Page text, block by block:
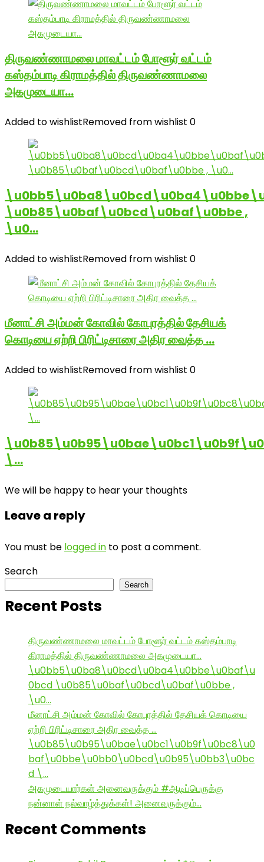
திருவண்ணாமலை மாவட்டம் போளூர் வட்டம்
கஸ்தம்பாடி கிராமத்தில் திருவண்ணாமலை
அகமுடையா…
Added to wishlistRemoved from wishlist 0
\u0b85\u0baf\u0bcd\u0baf\u0bbe ,
\u0…
Added to wishlistRemoved from wishlist 0
மீனாட்சி அம்மன் கோவில் கோபுரத்தில் தேசியக்
கொடியை ஏற்றி பிரிட்டிசாரை அதிர வைத்த …
Added to wishlistRemoved from wishlist 0
\…
We will be happy to hear your thoughts
Leave a reply
You must be logged in to post a comment.
Search
Search
Recent Posts
திருவண்ணாமலை மாவட்டம் போளூர் வட்டம் கஸ்தம்பாடி
கிராமத்தில் திருவண்ணாமலை அகமுடையா…
\u0bb5\u0ba8\u0bcd\u0ba4\u0bbe\u0baf\u
0bcd \u0b85\u0baf\u0bcd\u0baf\u0bbe ,
\u0…
மீனாட்சி அம்மன் கோவில் கோபுரத்தில் தேசியக் கொடியை
ஏற்றி பிரிட்டிசாரை அதிர வைத்த …
\u0b85\u0b95\u0bae\u0bc1\u0b9f\u0bc8\u0
baf\u0bbe\u0bb0\u0bcd\u0b95\u0bb3\u0bc
d \…
அகமுடையார்கள் அனைவருக்கும் #ஆடிப்பெருக்கு
நன்னாள் நல்வாழ்த்துக்கள்! அனைவருக்கும்…
Recent Comments